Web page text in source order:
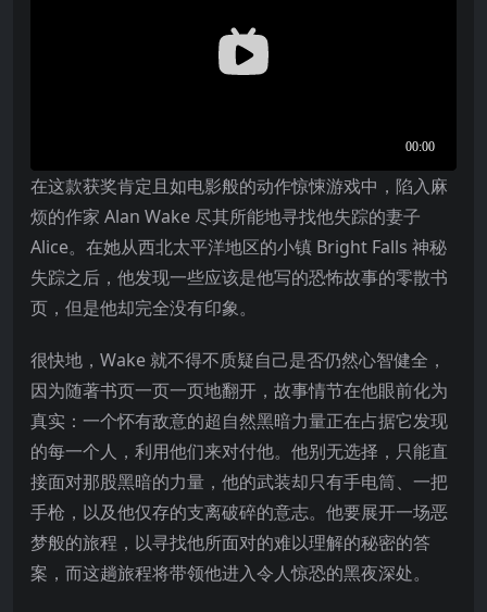
在这款获奖肯定且如电影般的动作惊悚游戏中，陷入麻
烦的作家 Alan Wake 尽其所能地寻找他失踪的妻子
Alice。在她从西北太平洋地区的小镇 Bright Falls 神秘
失踪之后，他发现一些应该是他写的恐怖故事的零散书
页，但是他却完全没有印象。
很快地，Wake 就不得不质疑自己是否仍然心智健全，
因为随著书页一页一页地翻开，故事情节在他眼前化为
真实：一个怀有敌意的超自然黑暗力量正在占据它发现
的每一个人，利用他们来对付他。他别无选择，只能直
接面对那股黑暗的力量，他的武装却只有手电筒、一把
手枪，以及他仅存的支离破碎的意志。他要展开一场恶
梦般的旅程，以寻找他所面对的难以理解的秘密的答
案， 而这趟旅程将带领他进入令人惊恐的黑夜深处。